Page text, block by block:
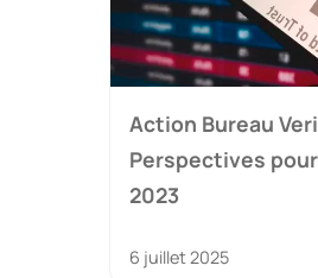
Action Bureau
Perspectives
2023
6 juillet 2025